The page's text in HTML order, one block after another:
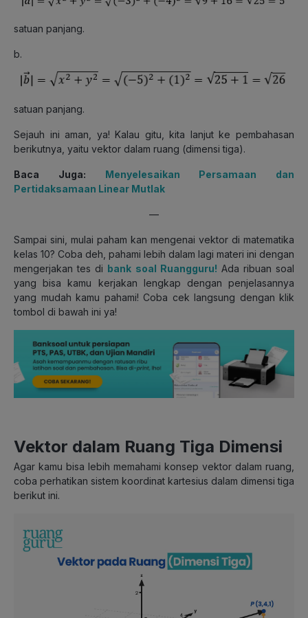
satuan panjang.
b.
satuan panjang.
Sejauh ini aman, ya! Kalau gitu, kita lanjut ke pembahasan
berikutnya, yaitu vektor dalam ruang (dimensi tiga).
Baca Juga: Menyelesaikan Persamaan dan
Pertidaksamaan Linear Mutlak
—
Sampai sini, mulai paham kan mengenai vektor di matematika
kelas 10? Coba deh, pahami lebih dalam lagi materi ini dengan
mengerjakan tes di bank soal Ruangguru! Ada ribuan soal
yang bisa kamu kerjakan lengkap dengan penjelasannya
yang mudah kamu pahami! Coba cek langsung dengan klik
tombol di bawah ini ya!
Vektor dalam Ruang Tiga Dimensi
Agar kamu bisa lebih memahami konsep vektor dalam ruang,
coba perhatikan sistem koordinat kartesius dalam dimensi tiga
berikut ini.